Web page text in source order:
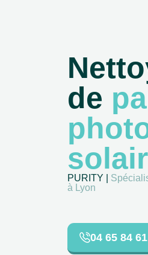
de
PURITY |
à Lyon
04 65 84